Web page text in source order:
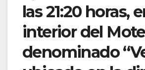
las 21:20 horas,
interior del
denominado